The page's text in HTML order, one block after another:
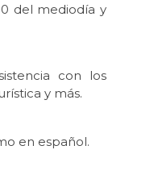
del mediodía y
con los
y más.
en español.